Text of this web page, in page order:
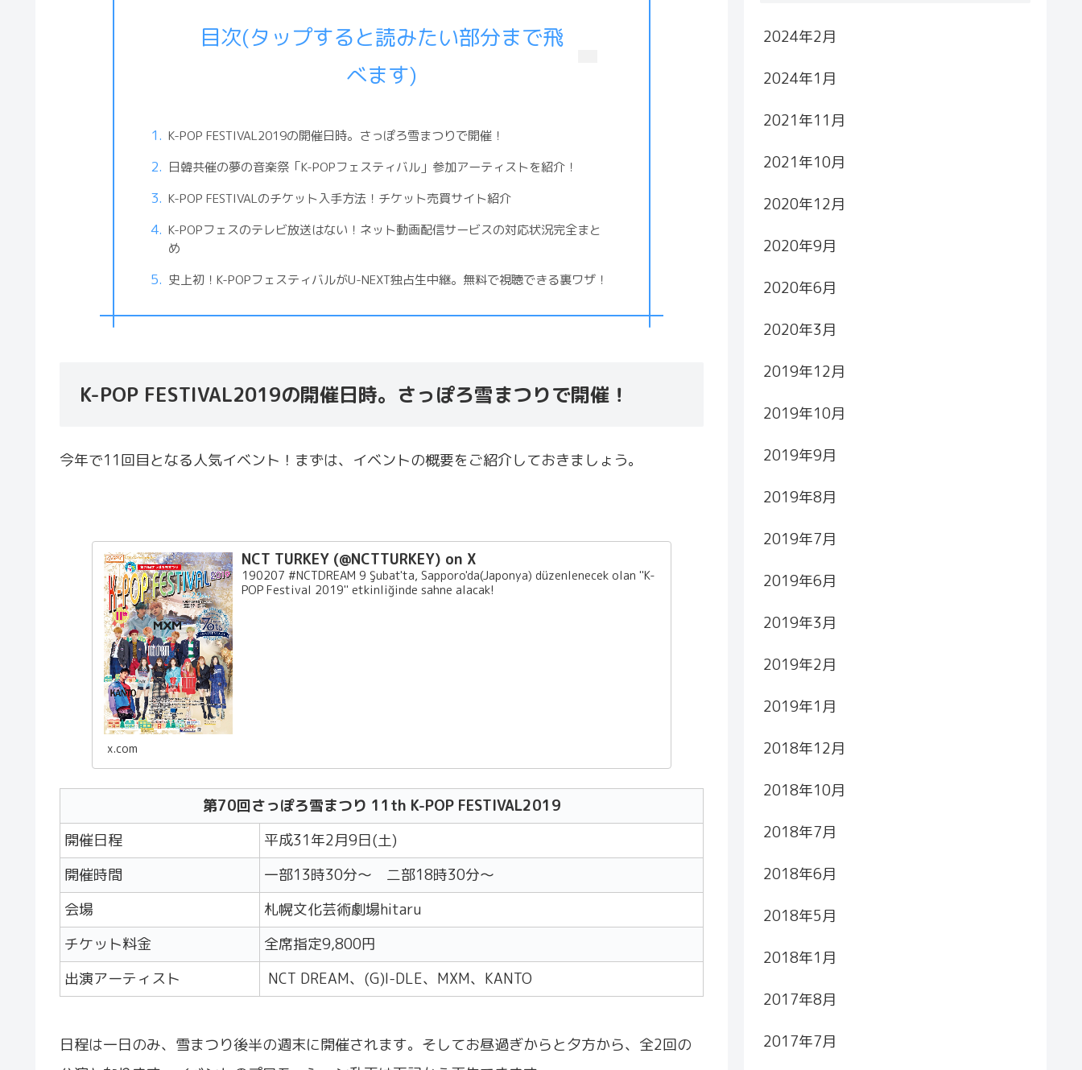
目次(タップすると読みたい部分まで飛
べます)
K-POP FESTIVAL2019の開催日時。さっぽろ雪まつりで開催！
日韓共催の夢の音楽祭「K-POPフェスティバル」参加アーティストを紹介！
K-POP FESTIVALのチケット入手方法！チケット売買サイト紹介
K-POPフェスのテレビ放送はない！ネット動画配信サービスの対応状況完全まと
め
史上初！K-POPフェスティバルがU-NEXT独占生中継。無料で視聴できる裏ワザ！
K-POP FESTIVAL2019の開催日時。さっぽろ雪まつりで開催！
今年で11回目となる人気イベント！まずは、イベントの概要をご紹介しておきましょう。
NCT TURKEY (@NCTTURKEY) on X
190207 #NCTDREAM 9 Şubat'ta, Sapporo'da(Japonya) düzenlenecek olan "K-
POP Festival 2019" etkinliğinde sahne alacak!
x.com
第70回さっぽろ雪まつり 11th K-POP FESTIVAL2019
開催日程
平成31年2月9日(土)
開催時間
一部13時30分〜 二部18時30分〜
会場
札幌文化芸術劇場hitaru
チケット料金
全席指定9,800円
出演アーティスト
NCT DREAM、(G)I-DLE、MXM、KANTO
日程は一日のみ、雪まつり後半の週末に開催されます。そしてお昼過ぎからと夕方から、全2回の
2024年2月
2024年1月
2021年11月
2021年10月
2020年12月
2020年9月
2020年6月
2020年3月
2019年12月
2019年10月
2019年9月
2019年8月
2019年7月
2019年6月
2019年3月
2019年2月
2019年1月
2018年12月
2018年10月
2018年7月
2018年6月
2018年5月
2018年1月
2017年8月
2017年7月